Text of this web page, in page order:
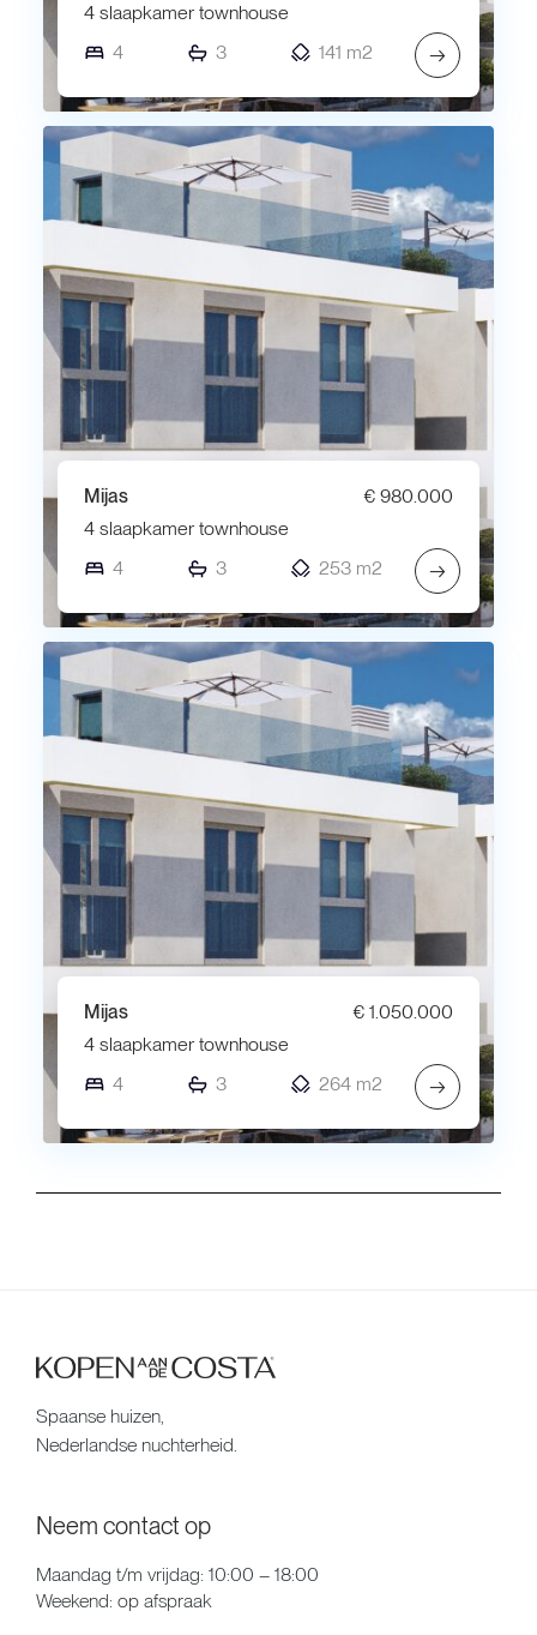
4 slaapkamer townhouse
4
3 141 m2 →
Mijas
€ 980.000
4 slaapkamer townhouse
4
3 253 m2 →
Mijas
€ 1.050.000
4 slaapkamer townhouse
4
3 264 m2 →
Spaanse huizen,
Nederlandse nuchterheid.
Neem contact op
Maandag t/m vrijdag: 10:00 – 18:00
Weekend: op afspraak